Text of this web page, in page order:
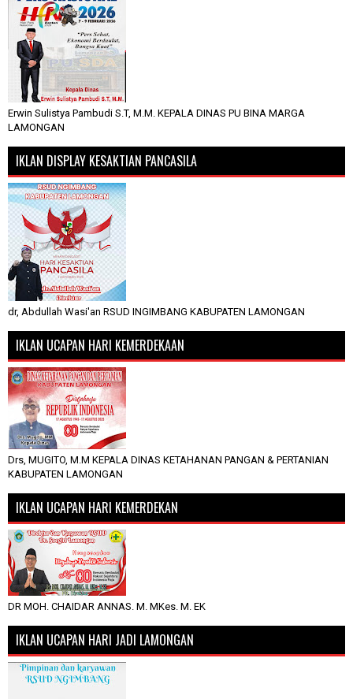
Erwin Sulistya Pambudi S.T, M.M. KEPALA DINAS PU BINA MARGA
LAMONGAN
IKLAN DISPLAY KESAKTIAN PANCASILA
dr, Abdullah Wasi'an RSUD INGIMBANG KABUPATEN LAMONGAN
IKLAN UCAPAN HARI KEMERDEKAAN
Drs, MUGITO, M.M KEPALA DINAS KETAHANAN PANGAN & PERTANIAN
KABUPATEN LAMONGAN
IKLAN UCAPAN HARI KEMERDEKAN
DR MOH. CHAIDAR ANNAS. M. MKes. M. EK
IKLAN UCAPAN HARI JADI LAMONGAN